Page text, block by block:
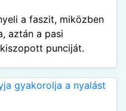
a faszit, miközben
aztán a pasi
punciját.